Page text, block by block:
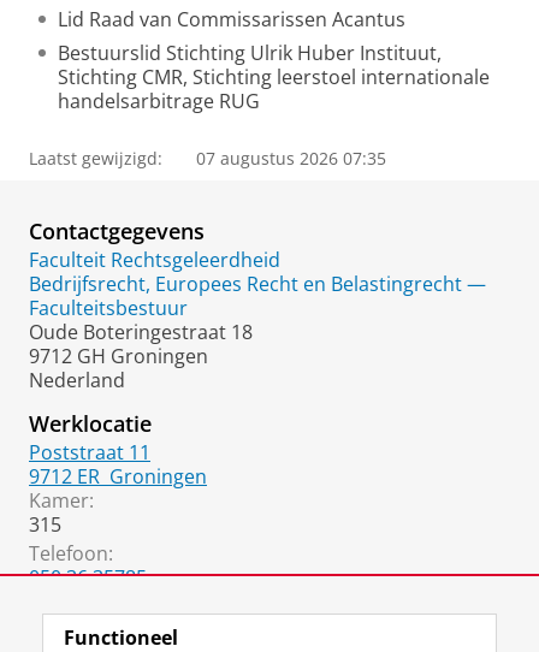
Lid Raad van Commissarissen Acantus
Bestuurslid Stichting Ulrik Huber Instituut,
Stichting CMR, Stichting leerstoel internationale
handelsarbitrage RUG
Laatst gewijzigd: 07 augustus 2026 07:35
Contactgegevens
Faculteit Rechtsgeleerdheid
Bedrijfsrecht, Europees Recht en Belastingrecht —
Faculteitsbestuur
Oude Boteringestraat 18
9712 GH Groningen
Nederland
Werklocatie
Poststraat 11
9712 ER Groningen
Kamer:
315
Telefoon:
050 36 35785
Functioneel